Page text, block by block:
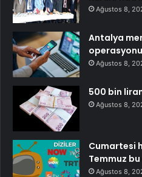
Ağustos 8,
Antalya
Ağustos 8,
500 bin
Ağustos 8,
Cumartesi
Temmuz
Ağustos 8,